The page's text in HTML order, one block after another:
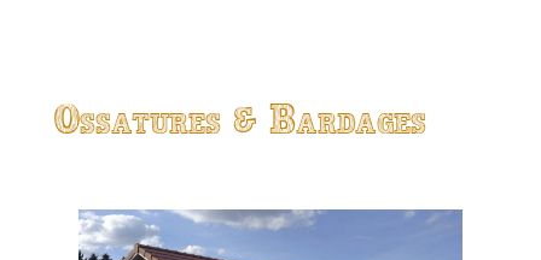
Ossatures & Bardages